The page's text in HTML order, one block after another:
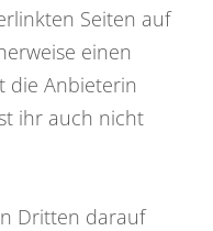
Seiten auf
einen
die Anbieterin
ihr auch nicht
Dritten darauf